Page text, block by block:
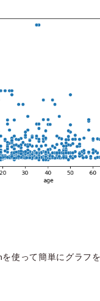
使って簡単にグラフ